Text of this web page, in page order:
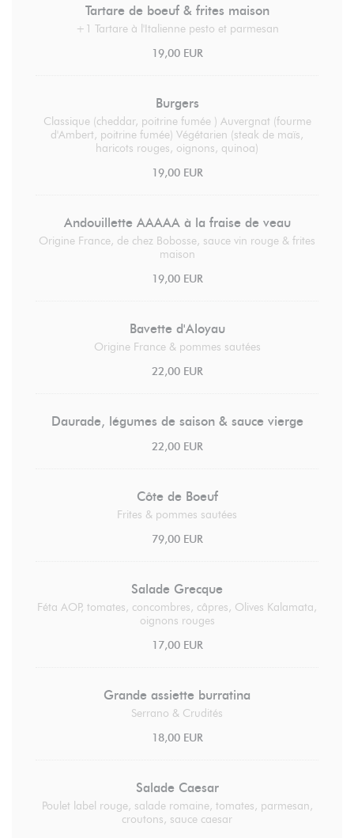
Tartare de boeuf & frites maison
+1 Tartare à l'Italienne pesto et parmesan
19,00 EUR
Burgers
Classique (cheddar, poitrine fumée ) Auvergnat (fourme
d'Ambert, poitrine fumée) Végétarien (steak de maïs,
haricots rouges, oignons, quinoa)
19,00 EUR
Andouillette AAAAA à la fraise de veau
Origine France, de chez Bobosse, sauce vin rouge & frites
maison
19,00 EUR
Bavette d'Aloyau
Origine France & pommes sautées
22,00 EUR
Daurade, légumes de saison & sauce vierge
22,00 EUR
Côte de Boeuf
Frites & pommes sautées
79,00 EUR
Salade Grecque
Féta AOP, tomates, concombres, câpres, Olives Kalamata,
oignons rouges
17,00 EUR
Grande assiette burratina
Serrano & Crudités
18,00 EUR
Salade Caesar
Poulet label rouge, salade romaine, tomates, parmesan,
croutons, sauce caesar